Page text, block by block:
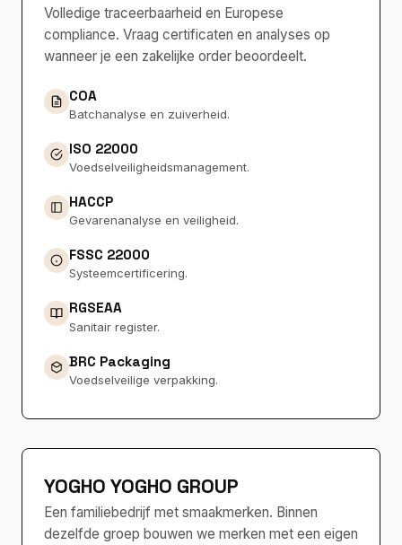
Volledige traceerbaarheid en Europese
compliance. Vraag certificaten en analyses op
wanneer je een zakelijke order beoordeelt.
COA
Batchanalyse en zuiverheid.
ISO 22000
Voedselveiligheidsmanagement.
HACCP
Gevarenanalyse en veiligheid.
FSSC 22000
Systeemcertificering.
RGSEAA
Sanitair register.
BRC Packaging
Voedselveilige verpakking.
YOGHO YOGHO GROUP
Een familiebedrijf met smaakmerken. Binnen
dezelfde groep bouwen we merken met een eigen